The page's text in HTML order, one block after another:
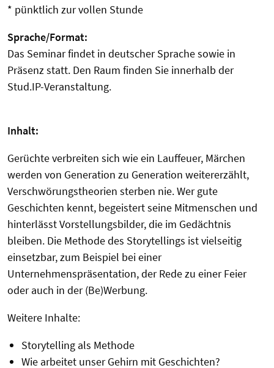
* pünktlich zur vollen Stunde
Sprache/Format:
Das Seminar findet in deutscher Sprache sowie in
Präsenz statt. Den Raum finden Sie innerhalb der
Stud.IP-Veranstaltung.
Inhalt:
Gerüchte verbreiten sich wie ein Lauffeuer, Märchen
werden von Generation zu Generation weitererzählt,
Verschwörungstheorien sterben nie. Wer gute
Geschichten kennt, begeistert seine Mitmenschen und
hinterlässt Vorstellungsbilder, die im Gedächtnis
bleiben. Die Methode des Storytellings ist vielseitig
einsetzbar, zum Beispiel bei einer
Unternehmenspräsentation, der Rede zu einer Feier
oder auch in der (Be)Werbung.
Weitere Inhalte:
Storytelling als Methode
Wie arbeitet unser Gehirn mit Geschichten?